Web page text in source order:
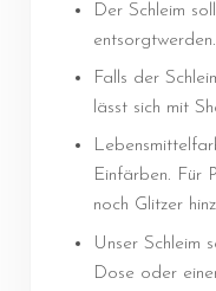
Der Schleim
entsorgtwerden.
Falls der
lässt sich mit
Einfärben. Für
noch Glitzer
Unser Schleim
Dose oder